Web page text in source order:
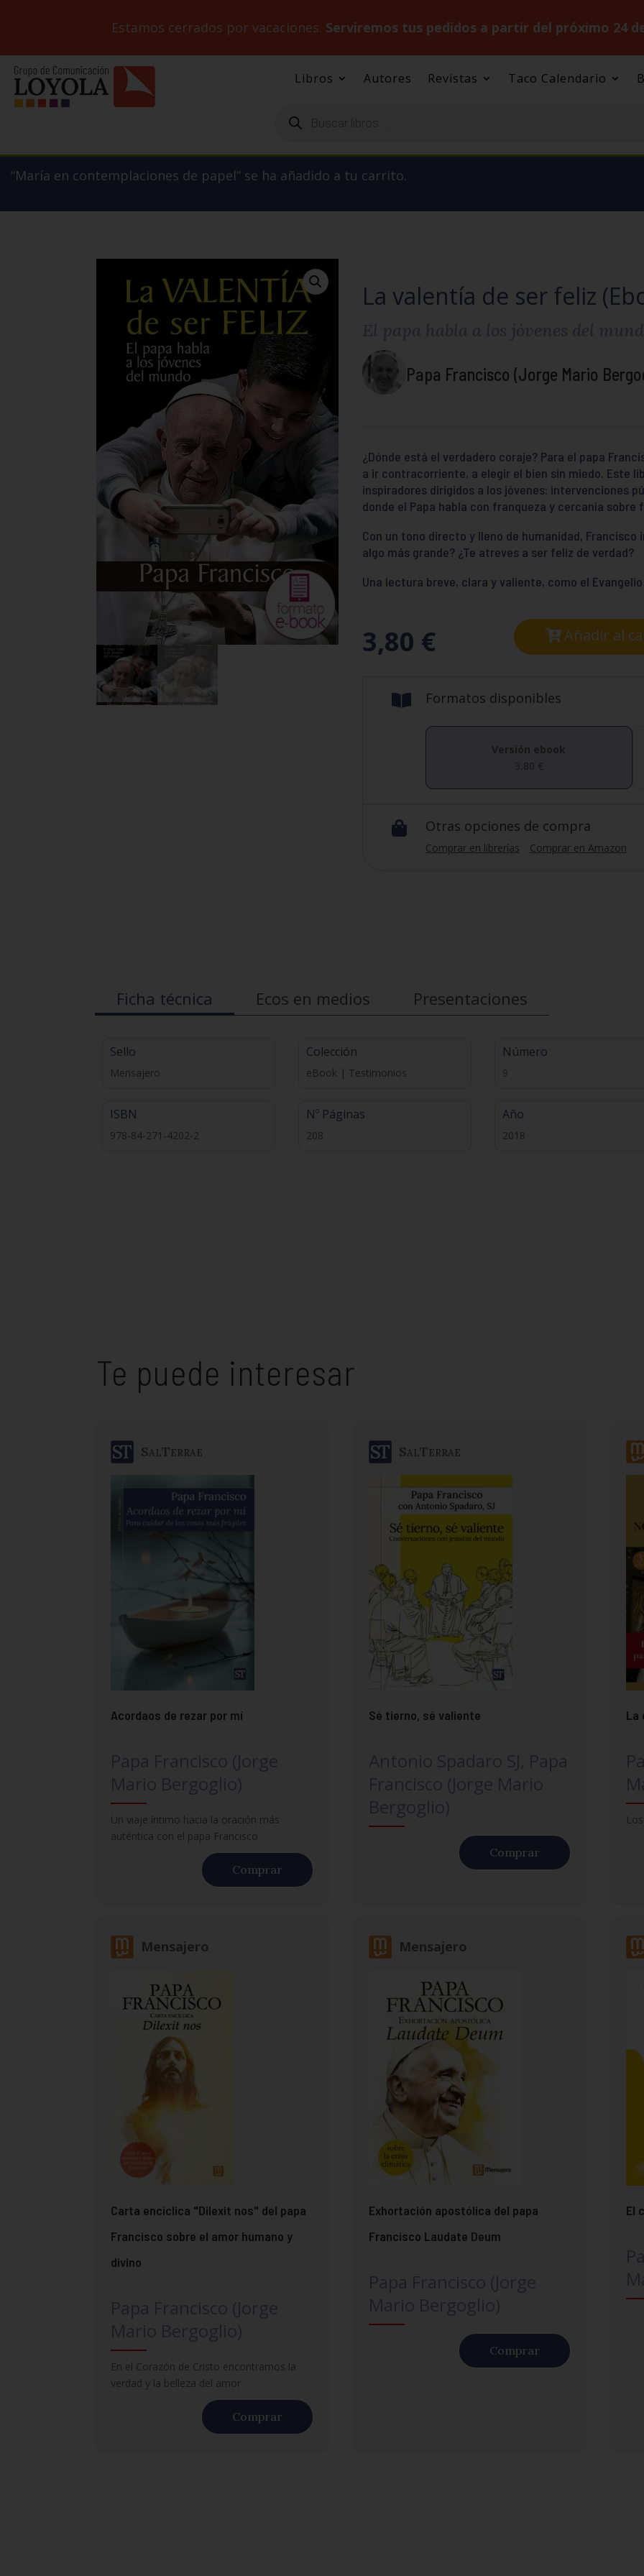
Estamos cerrados por vacaciones. Serviremos tus pedidos a partir del próximo 24
Libros Autores Revistas Taco Calendario
productos
“María en contemplaciones de papel” se ha añadido a tu carrito.
La valentía de ser feliz
Papa Francisco (Jorge Mario
¿Dónde está el verdadero coraje? Para el papa
a ir contracorriente, a elegir el bien sin miedo. Este
inspiradores dirigidos a los jóvenes: intervenciones
donde el Papa habla con franqueza y cercanía sobre
Con un tono directo y lleno de humanidad, Francisco
algo más grande? ¿Te atreves a ser feliz de verdad?
Una lectura breve, clara y valiente, como el Evangelio
3,80 € Añadir al
 Formatos disponibles
Versión ebook
3,80 €
 Otras opciones de compra
Comprar en librerías Comprar en Amazon
Ficha técnica Ecos en medios Presentaciones
Sello
Mensajero
ISBN
978-84-271-4202-2
Colección
eBook | Testimonios
Nº Páginas
208
Número
9
Año
2018
Te puede interesar
SalTerrae
Acordaos de rezar por mí
Un viaje íntimo hacia la oración más
auténtica con el papa Francisco
Comprar
SalTerrae
Sé tierno, sé valiente
Comprar
La
Mensajero
Carta encíclica "Dilexit nos" del papa
Francisco sobre el amor humano y
divino
En el Corazón de Cristo encontramos la
verdad y la belleza del amor
Comprar
Mensajero
Exhortación apostólica del papa
Francisco Laudate Deum
Comprar
El